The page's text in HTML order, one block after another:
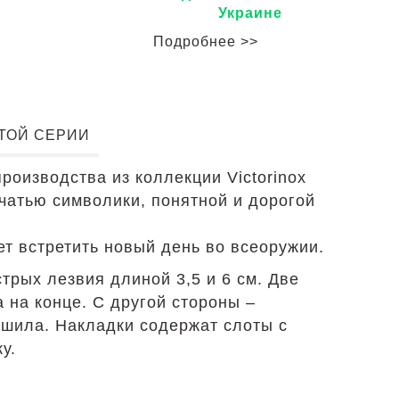
Украине
Подробнее >>
СЕРИИ
из коллекции Victorinox
символики, понятной и дорогой
встретить новый день во всеоружии.
лезвия длиной 3,5 и 6 см. Две
на конце. С другой стороны –
Накладки содержат слоты с